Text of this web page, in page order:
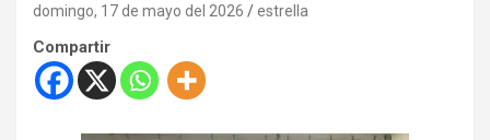
domingo, 17 de mayo del 2026 estrella
Compartir